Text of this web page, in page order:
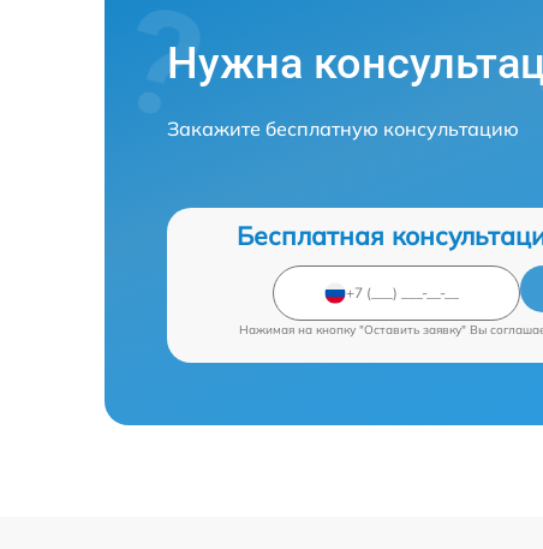
Нужна
Закажите бесплатную консультацию
Бесплатная
Нажимая на кнопку "Оставить заявку" Вы